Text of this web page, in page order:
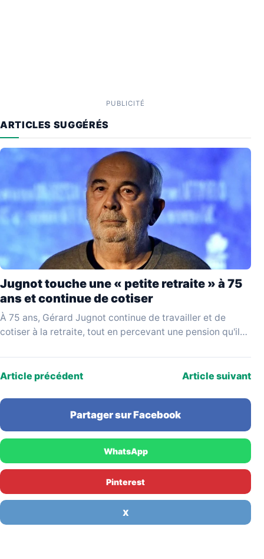
PUBLICITÉ
ARTICLES SUGGÉRÉS
Jugnot touche une « petite retraite » à 75
ans et continue de cotiser
À 75 ans, Gérard Jugnot continue de travailler et de
cotiser à la retraite, tout en percevant une pension qu'il
Article précédent Article suivant
Partager sur Facebook
WhatsApp
Pinterest
X